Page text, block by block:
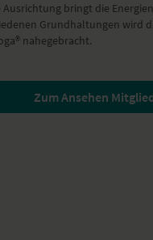
bringt die Energien in deinem Körper so
Grundhaltungen wird
nahegebracht.
Zum Ansehen